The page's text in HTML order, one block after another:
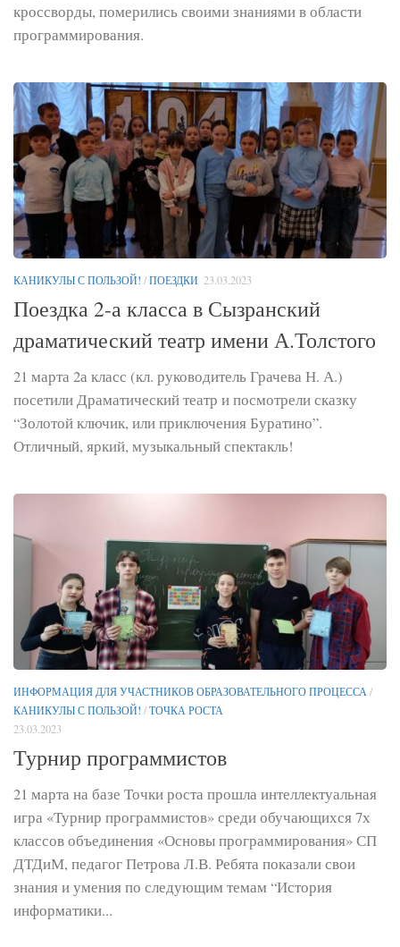
кроссворды, померились своими знаниями в области
программирования.
КАНИКУЛЫ С ПОЛЬЗОЙ! /ПОЕЗДКИ 23.03.2023
Поездка 2-а класса в Сызранский
драматический театр имени А.Толстого
21 марта 2а класс (кл. руководитель Грачева Н. А.)
посетили Драматический театр и посмотрели сказку
“Золотой ключик, или приключения Буратино”.
Отличный, яркий, музыкальный спектакль!
ИНФОРМАЦИЯ ДЛЯ УЧАСТНИКОВ ОБРАЗОВАТЕЛЬНОГО ПРОЦЕССА /
КАНИКУЛЫ С ПОЛЬЗОЙ! /ТОЧКА РОСТА
23.03.2023
Турнир программистов
21 марта на базе Точки роста прошла интеллектуальная
игра «Турнир программистов» среди обучающихся 7х
классов объединения «Основы программирования» СП
ДТДиМ, педагог Петрова Л.В. Ребята показали свои
знания и умения по следующим темам “История
информатики...